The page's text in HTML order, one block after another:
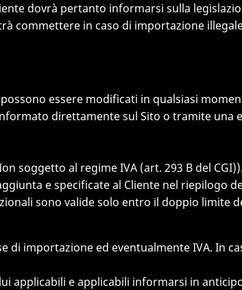
dovrà pertanto informarsi sulla
commettere in caso di importazione
essere modificati in qualsiasi
direttamente sul Sito o tramite una
soggetto al regime IVA (art. 293 B del CGI)).
e specificate al Cliente nel riepilogo
sono valide solo entro il doppio limite
importazione ed eventualmente IVA. In
applicabili e applicabili informarsi in